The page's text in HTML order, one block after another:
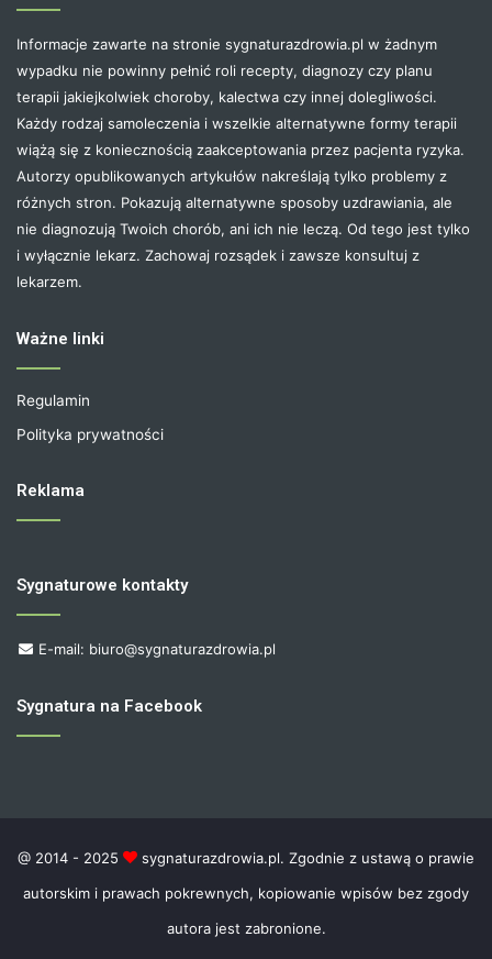
Informacje zawarte na stronie sygnaturazdrowia.pl w żadnym
wypadku nie powinny pełnić roli recepty, diagnozy czy planu
terapii jakiejkolwiek choroby, kalectwa czy innej dolegliwości.
Każdy rodzaj samoleczenia i wszelkie alternatywne formy terapii
wiążą się z koniecznością zaakceptowania przez pacjenta ryzyka.
Autorzy opublikowanych artykułów nakreślają tylko problemy z
różnych stron. Pokazują alternatywne sposoby uzdrawiania, ale
nie diagnozują Twoich chorób, ani ich nie leczą. Od tego jest tylko
i wyłącznie lekarz. Zachowaj rozsądek i zawsze konsultuj z
lekarzem.
Ważne linki
Regulamin
Polityka prywatności
Reklama
Sygnaturowe kontakty
E-mail: biuro@sygnaturazdrowia.pl
Sygnatura na Facebook
@ 2014 - 2025
sygnaturazdrowia.pl. Zgodnie z ustawą o prawie
autorskim i prawach pokrewnych, kopiowanie wpisów bez zgody
autora jest zabronione.